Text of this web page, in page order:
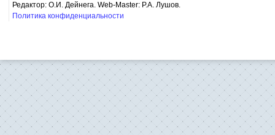
Редактор: О.И. Дейнега. Web-Master: Р.А. Лушов.
Политика конфиденциальности